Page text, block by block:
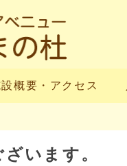
概要・アクセス
います。